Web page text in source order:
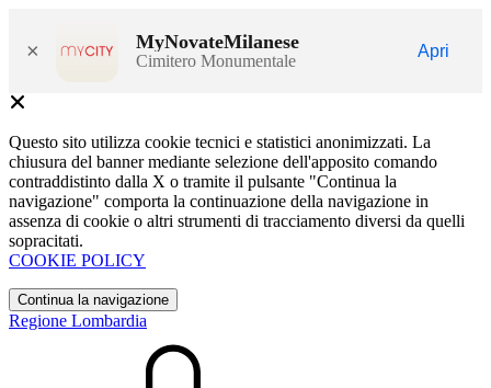
× MyNovateMilanese
Cimitero Monumentale
Apri
Questo sito utilizza cookie tecnici e statistici anonimizzati. La
chiusura del banner mediante selezione dell'apposito comando
contraddistinto dalla X o tramite il pulsante "Continua la
navigazione" comporta la continuazione della navigazione in
assenza di cookie o altri strumenti di tracciamento diversi da quelli
sopracitati.
COOKIE POLICY
Continua la navigazione
Regione Lombardia